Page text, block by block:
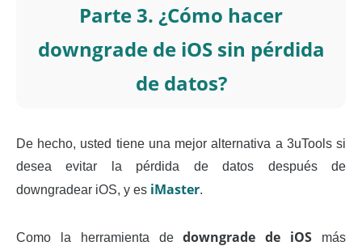
Parte 3. ¿Cómo hacer
downgrade de iOS sin pérdida
de datos?
De hecho, usted tiene una mejor alternativa a 3uTools si
desea evitar la pérdida de datos después de
downgradear iOS, y es iMaster.
Como la herramienta dedowngrade de iOS más